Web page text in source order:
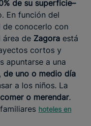
de su superficie–
En función del
conocerlo con
área de Zagora está
cortos y
apuntarse a una
, de uno o medio día
a los niños. La
o merendar.
hoteles en